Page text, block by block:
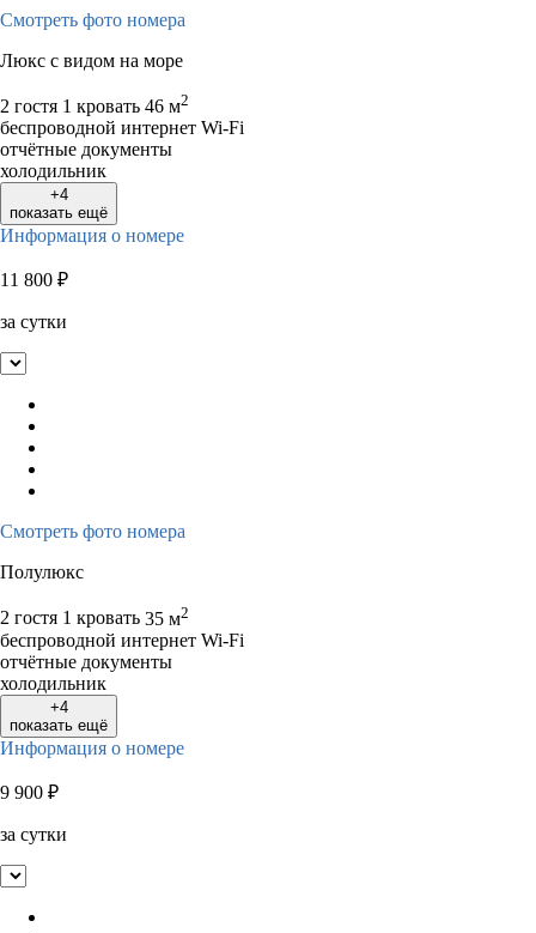
Смотреть фото номера
Люкс с видом на море
2 гостя 1 кровать 46 м2
беспроводной интернет Wi-Fi
отчётные документы
холодильник
+4
показать ещё
Информация о номере
11 800 ₽
за сутки
Смотреть фото номера
Полулюкс
2 гостя 1 кровать 35 м2
беспроводной интернет Wi-Fi
отчётные документы
холодильник
+4
показать ещё
Информация о номере
9 900 ₽
за сутки